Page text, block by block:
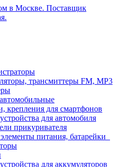
трансмиттеры FM, MP3
крепления для смартфонов
для автомобиля
прикуривателя
питания, батарейки
для аккумуляторов